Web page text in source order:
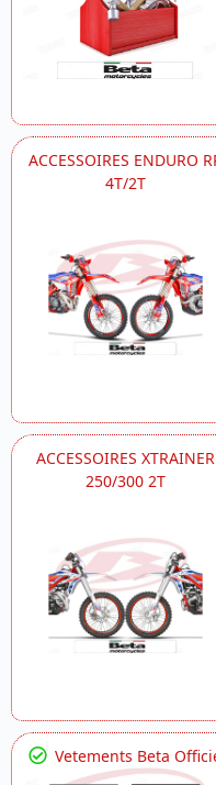
ACCESSOIRES ENDURO
4T/2T
ACCESSOIRES XTRAINER
250/300 2T
Vetements Beta